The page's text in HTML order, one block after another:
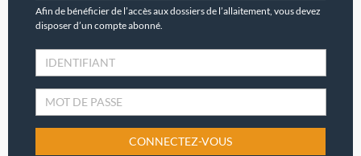
Afin de bénéficier de l’accès aux dossiers de l’allaitement, vous devez
disposer d’un compte abonné.
CONNECTEZ-VOUS